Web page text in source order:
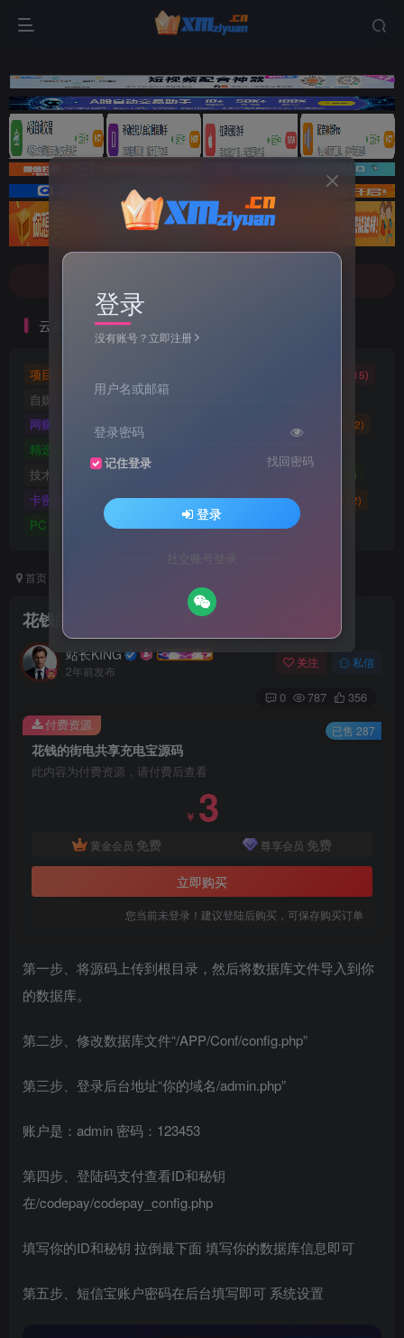
文案不会提取也不会写？八哥来帮忙！
7-9折！等多家顶流配音软件[配音神器Pro]-[配音鹅]-[南瓜配音]-[魔音工坊]-[逗哥配音]戳这里查看详情！
7-9折！等多家顶流配音软件[配音神器Pro]-[配音鹅]-[南瓜配音]-[魔音工坊]-[逗哥配音]戳这里查看详情！
云标签
项目实操 (15)
自媒体教程 (9) 自媒体 (1)
网赚项目 (4898) 网站源码 (2)
精选游戏大作合集
技术教程 技术教程 (5)
卡密账号 主题美化(0) Zibll美化(21) Switch游戏 (2872)
PC GAME (5219) I T 项 目 3A巨作
首页
花钱的街电共享充电宝源码
站长KING
2年前发布
关注 私信
0 787 356
花钱的街电共享充电宝源码
此内容为付费资源，请付费后查看
￥ 3
黄金会员 免费 尊享会员 免费
立即购买
您当前未登录！建议登陆后购买，可保存购买订单
付费资源 已售 287
第一步、将源码上传到根目录，然后将数据库文件导入到你
的数据库。
第二步、修改数据库文件“/APP/Conf/config.php”
第三步、登录后台地址“你的域名/admin.php”
账户是：admin 密码：123453
第四步、登陆码支付查看ID和秘钥
在/codepay/codepay_config.php
填写你的ID和秘钥 拉倒最下面 填写你的数据库信息即可
第五步、短信宝账户密码在后台填写即可 系统设置
登录
没有账号？立即注册
用户名或邮箱
登录密码
记住登录 找回密码
登录
社交账号登录